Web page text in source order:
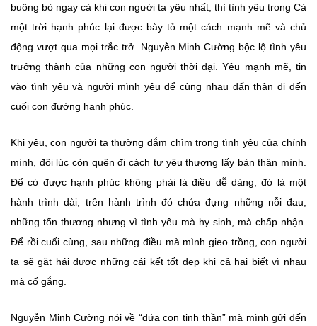
buông bỏ ngay cả khi con người ta yêu nhất, thì tình yêu trong Cả
một trời hạnh phúc lại được bày tỏ một cách mạnh mẽ và chủ
động vượt qua mọi trắc trở. Nguyễn Minh Cường bộc lộ tình yêu
trưởng thành của những con người thời đại. Yêu mạnh mẽ, tin
vào tình yêu và người mình yêu để cùng nhau dấn thân đi đến
cuối con đường hạnh phúc.
Khi yêu, con người ta thường đắm chìm trong tình yêu của chính
mình, đôi lúc còn quên đi cách tự yêu thương lấy bản thân mình.
Để có được hạnh phúc không phải là điều dễ dàng, đó là một
hành trình dài, trên hành trình đó chứa đựng những nỗi đau,
những tổn thương nhưng vì tình yêu mà hy sinh, mà chấp nhận.
Để rồi cuối cùng, sau những điều mà mình gieo trồng, con người
ta sẽ gặt hái được những cái kết tốt đẹp khi cả hai biết vì nhau
mà cố gắng.
Nguyễn Minh Cường nói về “đứa con tinh thần” mà mình gửi đến